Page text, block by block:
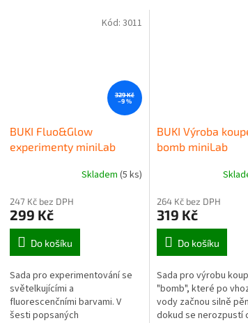
329 Kč
–9 %
BUKI Fluo&Glow
experimenty miniLab
Skladem (5 ks)
247 Kč bez DPH
299 Kč
Do košíku
Sada pro experimentování se
světelkujícími a
fluorescenčními barvami. V
šesti popsaných
Kód: 3011
BUKI Výroba
bomb miniLab
264 Kč bez DPH
319 Kč
Do košíku
Sada pro výrobu
"bomb", které po
vody začnou silně
dokud se nerozpustí